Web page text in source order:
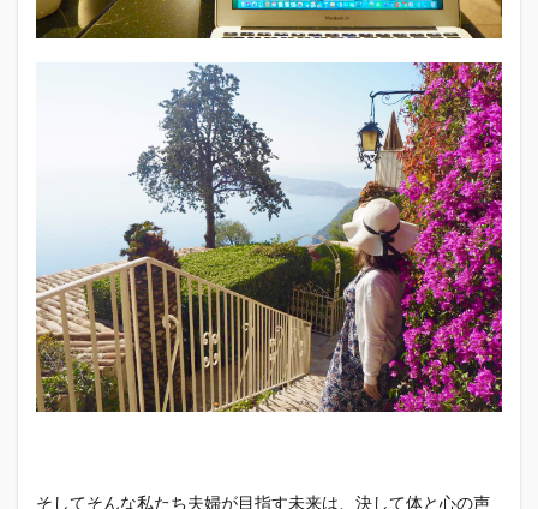
そしてそんな私たち夫婦が目指す未来は、決して体と心の声